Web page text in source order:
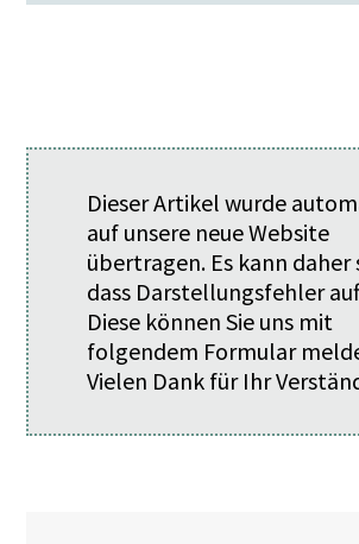
Dieser Artikel wurde
auf unsere neue Website
übertragen. Es kann daher
dass Darstellungsfehler
Diese können Sie uns mit
folgendem Formular
Vielen Dank für Ihr